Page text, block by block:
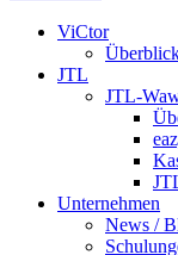
ViCtor
JTL
JTL-
Unternehmen
News /